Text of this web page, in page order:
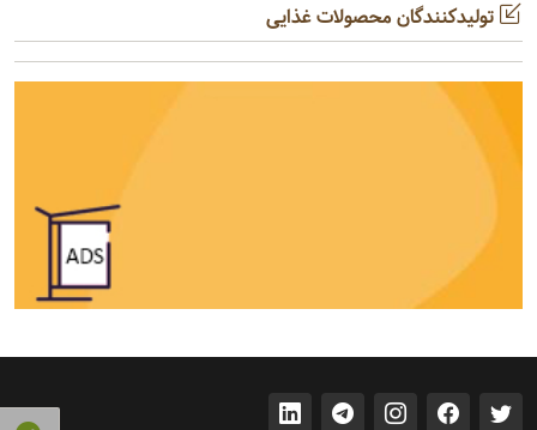
تولیدکنندگان محصولات غذایی